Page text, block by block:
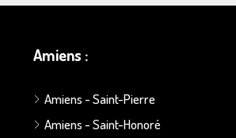
Amiens :
Amiens - Saint-Pierre
Amiens - Saint-Honoré